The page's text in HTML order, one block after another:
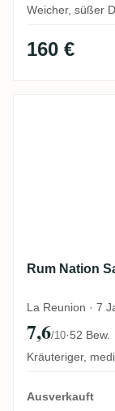
Weicher, süßer
160 €
Rum
Rum Nation
La Reunion · 7
7,6/10·52 Bew.
Kräuteriger,
Ausverkauft